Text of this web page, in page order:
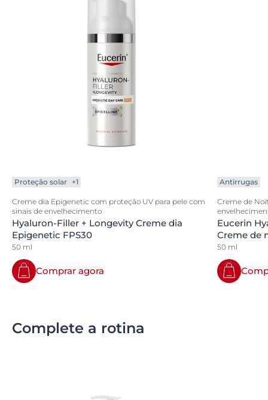
Proteção solar +1
Creme dia Epigenetic com proteção UV para pele com
sinais de envelhecimento
Hyaluron-Filler + Longevity Creme dia
Epigenetic FPS30
50 ml
Comprar agora
Antirrugas
Creme de
Eucerin
Creme de
50 ml
Complete a rotina